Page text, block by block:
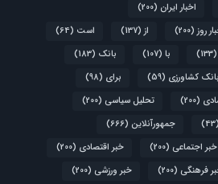
اخبار ایران (200)
روز (200) از (137) است (64)
(133) با (107) بانک (183)
بانک کشاورزی (59) برای (98)
(200) تحلیل سیاسی (200)
(43) جمهورآنلاین (666)
خبر اجتماعی (200) خبر اقتصادی (200)
فرهنگی (200) خبر ورزشی (200)